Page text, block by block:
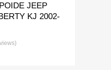
JEEP
KJ 2002-